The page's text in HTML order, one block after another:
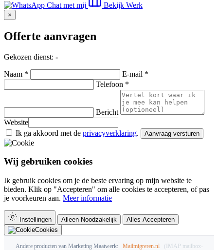
Chat met mij
Bekijk Werk
×
Offerte aanvragen
Gekozen dienst: -
Naam *
E-mail *
Telefoon *
Bericht
Website
Ik ga akkoord met de privacyverklaring. Aanvraag versturen
Wij gebruiken cookies
Ik gebruik cookies om je de beste ervaring op mijn website te
bieden. Klik op "Accepteren" om alle cookies te accepteren, of pas
je voorkeuren aan. Meer informatie
Instellingen Alleen Noodzakelijk
Alles Accepteren
Cookies
Andere producten van Marketing Maatwerk: Mailmigreren.nl (IMAP mailbox-